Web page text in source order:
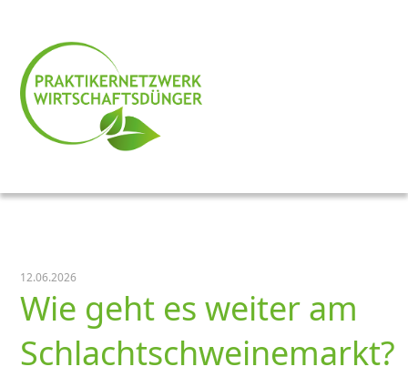
12.06.2026
Wie geht es weiter am
Schlachtschweinemarkt?